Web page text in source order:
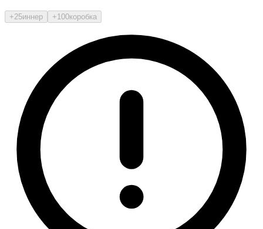
+25иннер +100коробка